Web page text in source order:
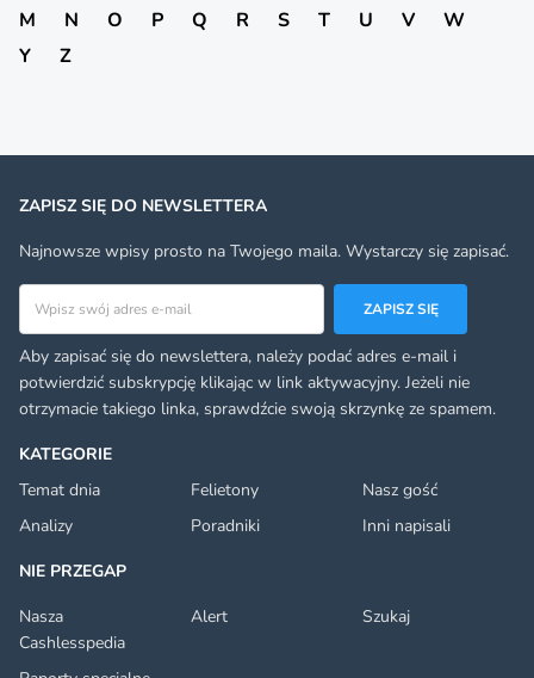
M
N O P Q R S T U V
W
Y
Z
KATEGORIE
Temat dnia
Felietony
Nasz gość
Analizy
Poradniki
Inni napisali
NIE PRZEGAP
Nasza
Cashlesspedia
Alert Szukaj
ZAPISZ SIĘ DO NEWSLETTERA
Najnowsze wpisy prosto na Twojego maila. Wystarczy się zapisać.
ZAPISZ SIĘ
Aby zapisać się do newslettera, należy podać adres e-mail i
potwierdzić subskrypcję klikając w link aktywacyjny. Jeżeli nie
otrzymacie takiego linka, sprawdźcie swoją skrzynkę ze spamem.